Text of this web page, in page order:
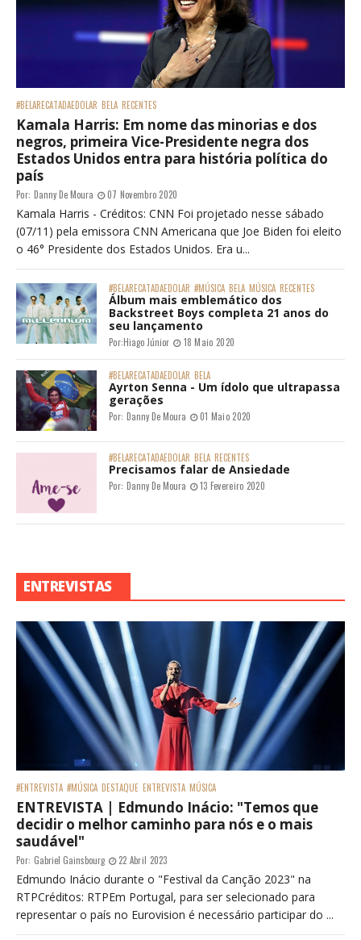
#BELARECATADAEDOLAR BELA RECENTES
Kamala Harris: Em nome das minorias e dos
negros, primeira Vice-Presidente negra dos
Estados Unidos entra para história política do
país
Por: Danny De Moura 07 Novembro 2020
Kamala Harris - Créditos: CNN Foi projetado nesse sábado
(07/11) pela emissora CNN Americana que Joe Biden foi eleito
o 46° Presidente dos Estados Unidos. Era u...
#BELARECATADAEDOLAR #MÚSICA BELA MÚSICA RECENTES
Álbum mais emblemático dos
Backstreet Boys completa 21 anos do
seu lançamento
Por:Hiago Júnior 18 Maio 2020
#BELARECATADAEDOLAR BELA
Ayrton Senna - Um ídolo que ultrapassa
gerações
Por: Danny De Moura 01 Maio 2020
#BELARECATADAEDOLAR BELA RECENTES
Precisamos falar de Ansiedade
Por: Danny De Moura 13 Fevereiro 2020
ENTREVISTAS
#ENTREVISTA #MÚSICA DESTAQUE ENTREVISTA MÚSICA
ENTREVISTA | Edmundo Inácio: "Temos que
decidir o melhor caminho para nós e o mais
saudável"
Por: Gabriel Gainsbourg 22 Abril 2023
Edmundo Inácio durante o "Festival da Canção 2023" na
RTPCréditos: RTPEm Portugal, para ser selecionado para
representar o país no Eurovision é necessário participar do ...